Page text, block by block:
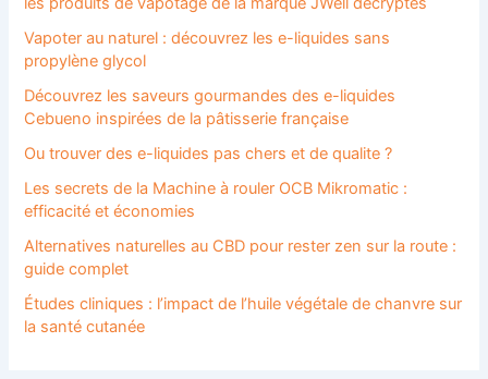
Vapoter au naturel : découvrez les e-liquides sans
propylène glycol
Découvrez les saveurs gourmandes des e-liquides
Cebueno inspirées de la pâtisserie française
Ou trouver des e-liquides pas chers et de qualite ?
Les secrets de la Machine à rouler OCB Mikromatic :
efficacité et économies
Alternatives naturelles au CBD pour rester zen sur la route :
guide complet
Études cliniques : l’impact de l’huile végétale de chanvre sur
la santé cutanée